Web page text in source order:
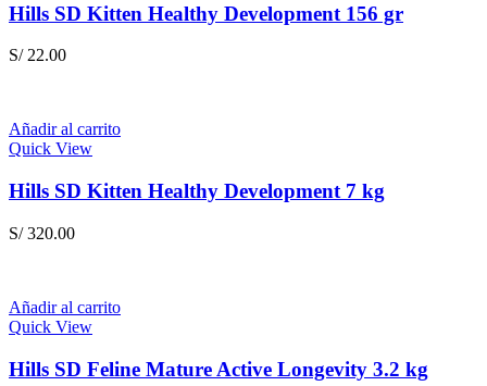
Hills SD Kitten Healthy Development 156 gr
S/22.00
Añadir al carrito
Quick View
Hills SD Kitten Healthy Development 7 kg
S/320.00
Añadir al carrito
Quick View
Hills SD Feline Mature Active Longevity 3.2 kg